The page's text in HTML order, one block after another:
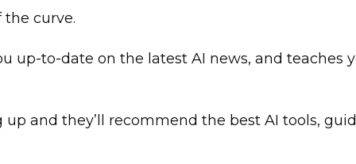
curve.
up-to-date on the latest AI news, and teaches
and they’ll recommend the best AI tools,